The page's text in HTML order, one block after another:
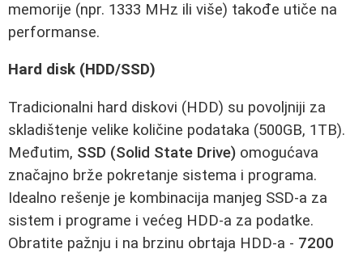
memorije (npr. 1333 MHz ili više) takođe utiče na
performanse.
Hard disk (HDD/SSD)
Tradicionalni hard diskovi (HDD) su povoljniji za
skladištenje velike količine podataka (500GB, 1TB).
Međutim, SSD (Solid State Drive) omogućava
značajno brže pokretanje sistema i programa.
Idealno rešenje je kombinacija manjeg SSD-a za
sistem i programe i većeg HDD-a za podatke.
Obratite pažnju i na brzinu obrtaja HDD-a - 7200